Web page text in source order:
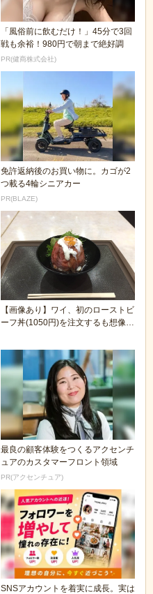
「風俗前に飲むだけ！」45分で3回
戦も余裕！980円で朝まで絶好調
PR(健商株式会社)
免許返納後のお買い物に。カゴが2
つ載る4輪シニアカー
PR(BLAZE)
【画像あり】ワイ、初のローストビ
ーフ丼(1050円)を注文するも想像と
最良の顧客体験をつくるアクセンチ
ュアのカスタマーフロント領域
PR(アクセンチュア)
SNSアカウントを着実に成長。実は